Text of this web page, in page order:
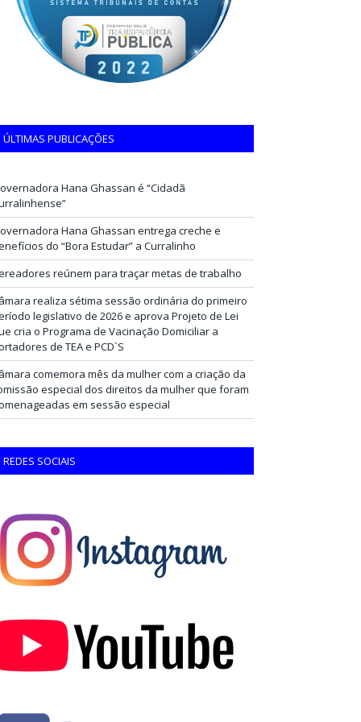
ÚLTIMAS PUBLICAÇÕES
Hana Ghassan é “Cidadã
Hana Ghassan entrega creche e
do “Bora Estudar” a Curralinho
reúnem para traçar metas de trabalho
realiza sétima sessão ordinária do primeiro
legislativo de 2026 e aprova Projeto de Lei
cria o Programa de Vacinação Domiciliar a
de TEA e PCD`S
comemora mês da mulher com a criação da
especial dos direitos da mulher que foram
em sessão especial
REDES SOCIAIS